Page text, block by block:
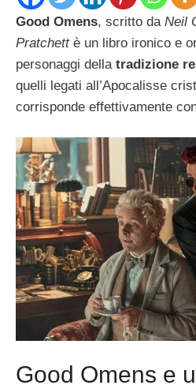
Good Omens, scritto da Neil
Pratchettè un libro ironico e
personaggi della tradizione
quelli legati all’Apocalisse
corrisponde effettivamente
Good Omens e